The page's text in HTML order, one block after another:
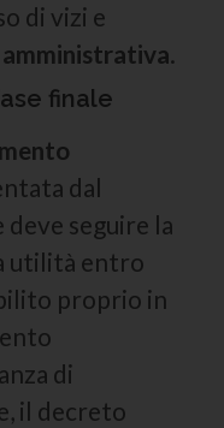
di vizi e
.
finale
dal
deve seguire la
utilità entro
proprio in
di
il decreto